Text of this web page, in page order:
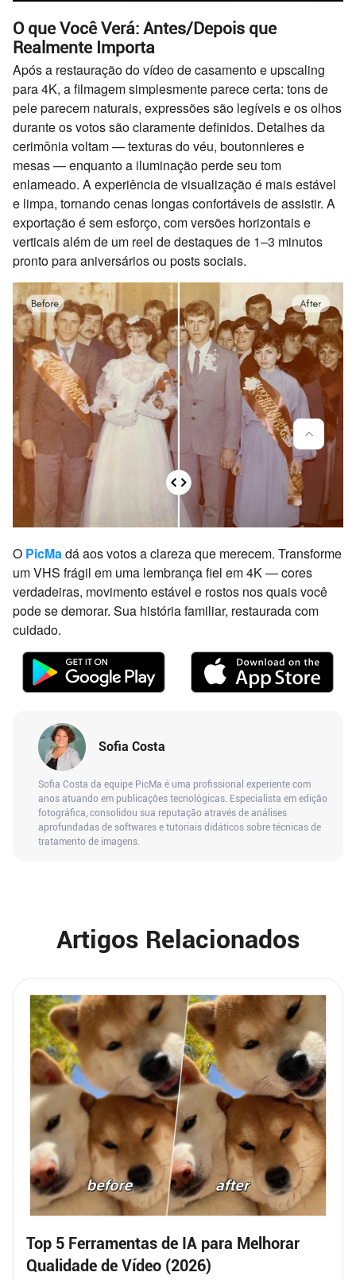
O que Você Verá: Antes/Depois que
Realmente Importa
Após a restauração do vídeo de casamento e upscaling
para 4K, a filmagem simplesmente parece certa: tons de
pele parecem naturais, expressões são legíveis e os olhos
durante os votos são claramente definidos. Detalhes da
cerimônia voltam — texturas do véu, boutonnieres e
mesas — enquanto a iluminação perde seu tom
enlameado. A experiência de visualização é mais estável
e limpa, tornando cenas longas confortáveis de assistir. A
exportação é sem esforço, com versões horizontais e
verticais além de um reel de destaques de 1–3 minutos
pronto para aniversários ou posts sociais.
O PicMadá aos votos a clareza que merecem. Transforme
um VHS frágil em uma lembrança fiel em 4K — cores
verdadeiras, movimento estável e rostos nos quais você
pode se demorar. Sua história familiar, restaurada com
cuidado.
Sofia Costa
Sofia Costa da equipe PicMa é uma profissional experiente com
anos atuando em publicações tecnológicas. Especialista em edição
fotográfica, consolidou sua reputação através de análises
aprofundadas de softwares e tutoriais didáticos sobre técnicas de
tratamento de imagens.
Artigos Relacionados
Top 5 Ferramentas de IA para Melhorar
Qualidade de Vídeo (2026)